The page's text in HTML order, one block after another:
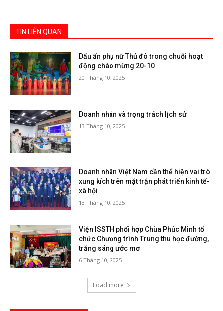
TIN LIÊN QUAN
Dấu ấn phụ nữ Thủ đô trong chuỗi hoạt
động chào mừng 20-10
20 Tháng 10, 2025
Doanh nhân và trọng trách lịch sử
13 Tháng 10, 2025
Doanh nhân Việt Nam cần thể hiện vai trò
xung kích trên mặt trận phát triển kinh tế-
xã hội
13 Tháng 10, 2025
Viện ISSTH phối hợp Chùa Phúc Minh tổ
chức Chương trình Trung thu học đường,
trăng sáng ước mơ
6 Tháng 10, 2025
Load more